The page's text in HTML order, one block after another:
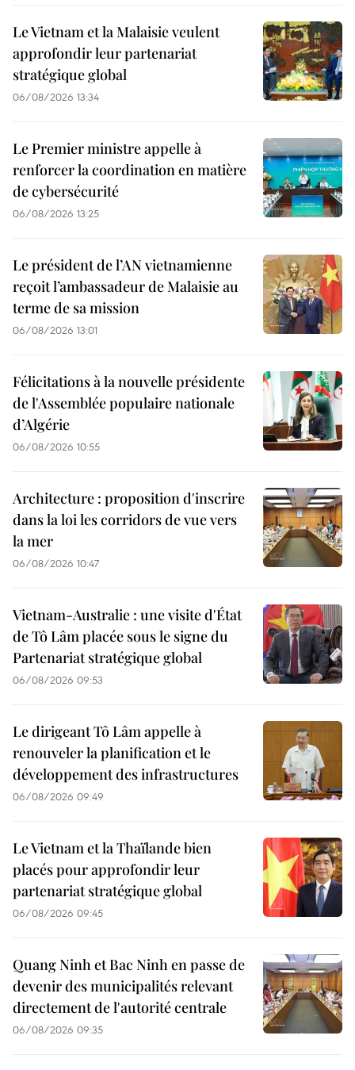
Le Vietnam et la Malaisie veulent
approfondir leur partenariat
stratégique global
06/08/2026 13:34
Le Premier ministre appelle à
renforcer la coordination en matière
de cybersécurité
06/08/2026 13:25
Le président de l’AN vietnamienne
reçoit l’ambassadeur de Malaisie au
terme de sa mission
06/08/2026 13:01
Félicitations à la nouvelle présidente
de l'Assemblée populaire nationale
d’Algérie
06/08/2026 10:55
Architecture : proposition d'inscrire
dans la loi les corridors de vue vers
la mer
06/08/2026 10:47
Vietnam-Australie : une visite d'État
de Tô Lâm placée sous le signe du
Partenariat stratégique global
06/08/2026 09:53
Le dirigeant Tô Lâm appelle à
renouveler la planification et le
développement des infrastructures
06/08/2026 09:49
Le Vietnam et la Thaïlande bien
placés pour approfondir leur
partenariat stratégique global
06/08/2026 09:45
Quang Ninh et Bac Ninh en passe de
devenir des municipalités relevant
directement de l'autorité centrale
06/08/2026 09:35